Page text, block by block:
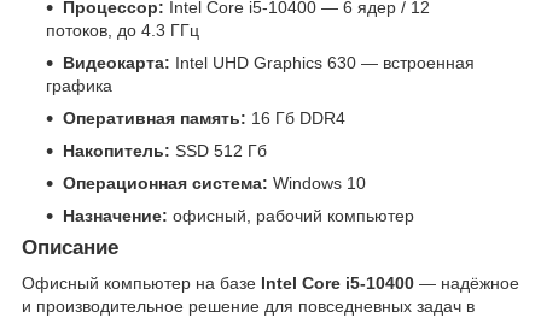
Процессор: Intel Core i5-10400 — 6 ядер / 12
потоков, до 4.3 ГГц
Видеокарта: Intel UHD Graphics 630 — встроенная
графика
Оперативная память: 16 Гб DDR4
Накопитель: SSD 512 Гб
Операционная система: Windows 10
Назначение: офисный, рабочий компьютер
Описание
Офисный компьютер на базе Intel Core i5-10400 — надёжное
и производительное решение для повседневных задач в